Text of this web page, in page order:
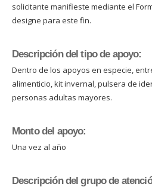
solicitante manifieste mediante el
designe para este fin.
Descripción del tipo de apoyo:
Dentro de los apoyos en especie,
alimenticio, kit invernal, pulsera de
personas adultas mayores.
Monto del apoyo:
Una vez al año
Descripción del grupo de